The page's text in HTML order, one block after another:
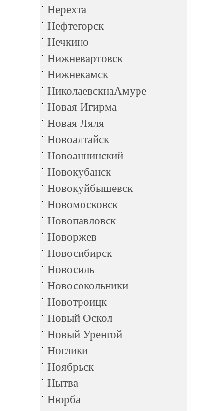
Нерехта
Нефтегорск
Нечкино
Нижневартовск
Нижнекамск
НиколаевскнаАмуре
Новая Игирма
Новая Ляля
Новоалтайск
Новоаннинский
Новокубанск
Новокуйбышевск
Новомосковск
Новопавловск
Новоржев
Новосибирск
Новосиль
Новосокольники
Новотроицк
Новый Оскол
Новый Уренгой
Ноглики
Ноябрьск
Нытва
Нюрба